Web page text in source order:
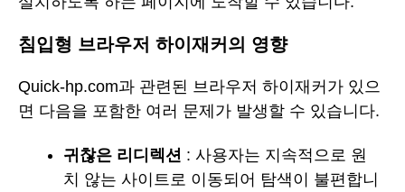
침입형 브라우저 하이재커의 영향
Quick-hp.com과 관련된 브라우저 하이재커가 있으
면 다음을 포함한 여러 문제가 발생할 수 있습니다.
귀찮은 리디렉션 : 사용자는 지속적으로 원
치 않는 사이트로 이동되어 탐색이 불편합니